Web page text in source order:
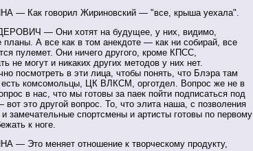
— Как говорил Жириновский — "все, крыша уехала".
— Они хотят на будущее, у них, видимо,
планы. А все как в том анекдоте — как ни собирай, все
пулемет. Они ничего другого, кроме КПСС,
не могут и никаких других методов у них нет.
посмотреть в эти лица, чтобы понять, что Блэра там
есть комсомольцы, ЦК ВЛКСМ, орготдел. Вопрос же не в
в нас, что мы готовы за паек пойти подписаться под
вот это другой вопрос. То, что элита наша, с позволения
и замечательные спортсмены и артисты готовы по первому
к ноге.
— Это меняет отношение к творческому продукту,